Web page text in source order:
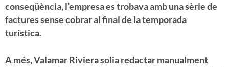
conseqüència, l’empresa es trobava amb una sèrie de
factures sense cobrar al final de la temporada
turística.
A més, Valamar Riviera solia redactar manualment